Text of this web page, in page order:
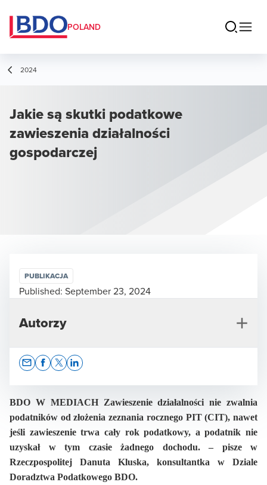
POLAND
2024
Jakie są skutki podatkowe
zawieszenia działalności
gospodarczej
BDO W MEDIACH Zawieszenie działalności nie zwalnia
podatników od złożenia zeznania rocznego PIT (CIT), nawet
jeśli zawieszenie trwa cały rok podatkowy, a podatnik nie
uzyskał w tym czasie żadnego dochodu. – pisze w
Rzeczpospolitej Danuta Kluska, konsultantka w Dziale
Doradztwa Podatkowego BDO.
PUBLIKACJA
Published: September 23, 2024
Autorzy
Rafał Kowalski
Partner Zarządzający Działem Doradztwa
Podatkowego, doradca podatkowy, prokurent